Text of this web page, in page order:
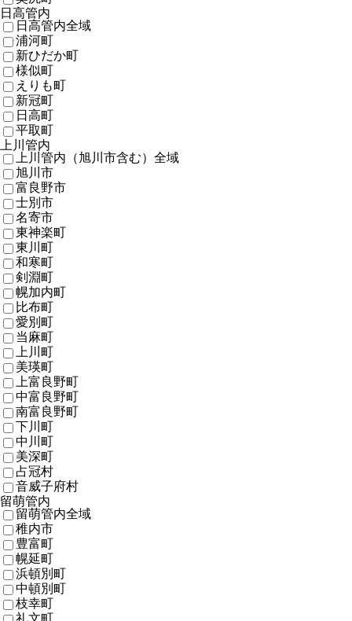
日高管内
日高管内全域
浦河町
新ひだか町
様似町
えりも町
新冠町
日高町
平取町
上川管内
上川管内（旭川市含む）全域
旭川市
富良野市
士別市
名寄市
東神楽町
東川町
和寒町
剣淵町
幌加内町
比布町
愛別町
当麻町
上川町
美瑛町
上富良野町
中富良野町
南富良野町
下川町
中川町
美深町
占冠村
音威子府村
留萌管内
留萌管内全域
稚内市
豊富町
幌延町
浜頓別町
中頓別町
枝幸町